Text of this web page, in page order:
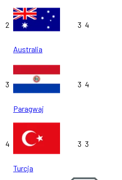
2
Australia
3 4
3
Paragwaj
3 4
4
Turcja
3 3